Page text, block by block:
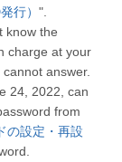
行） ".
know the
charge at your
answer.
24, 2022, can
from
の設定・再設